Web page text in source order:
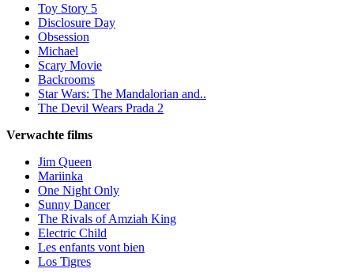
Toy Story 5
Disclosure Day
Obsession
Michael
Scary Movie
Backrooms
Star Wars: The Mandalorian and..
The Devil Wears Prada 2
Verwachte films
Jim Queen
Mariinka
One Night Only
Sunny Dancer
The Rivals of Amziah King
Electric Child
Les enfants vont bien
Los Tigres